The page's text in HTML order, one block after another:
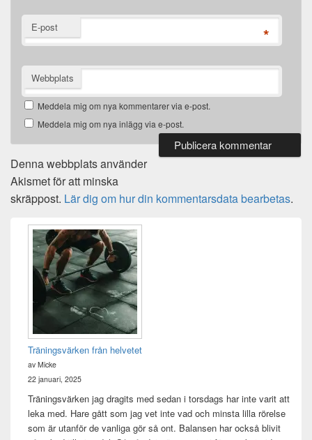
E-post *
Webbplats
Meddela mig om nya kommentarer via e-post.
Meddela mig om nya inlägg via e-post.
Denna webbplats använder
Akismet för att minska
skräppost. Lär dig om hur din kommentarsdata bearbetas.
Primära
sidofältet
Widget
område
Träningsvärken från helvetet
av Micke
22 januari, 2025
Träningsvärken jag dragits med sedan i torsdags har inte varit att
leka med. Hare gått som jag vet inte vad och minsta lilla rörelse
som är utanför de vanliga gör så ont. Balansen har också blivit